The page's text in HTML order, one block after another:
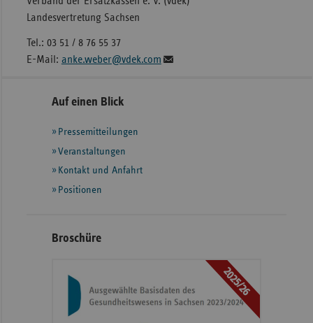
Landesvertretung Sachsen
Tel.: 03 51 / 8 76 55 37
E-Mail: anke.weber@vdek.com
Seitennavigation
Seitenleiste
weiteren
Informationen
Auf einen Blick
Pressemitteilungen
Veranstaltungen
Kontakt und Anfahrt
Positionen
Broschüre
2025/26